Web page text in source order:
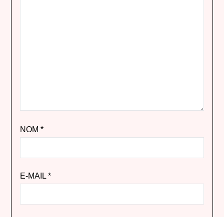
NOM *
E-MAIL *